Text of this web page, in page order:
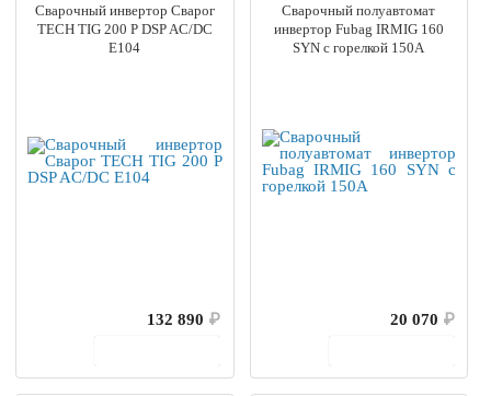
Сварочный инвертор Сварог
TECH TIG 200 P DSP AC/DC
E104
132 890 ₽
Сварочный полуавтомат
инвертор Fubag IRMIG 160
SYN с горелкой 150А
20 070 ₽